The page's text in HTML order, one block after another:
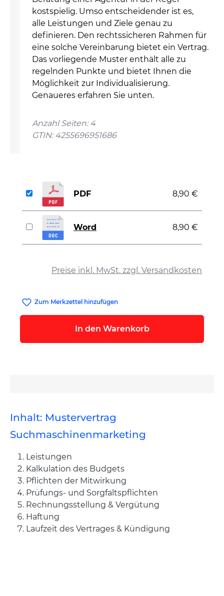
kostspielig. Umso entscheidender ist es,
alle Leistungen und Ziele genau zu
definieren. Den rechtssicheren Rahmen für
eine solche Vereinbarung bietet ein Vertrag.
Das vorliegende Muster enthält alle zu
regelnden Punkte und bietet Ihnen die
Möglichkeit zur Individualisierung.
Genaueres erfahren Sie unten.
Anzahl Seiten: 4
GTIN: 4255696951686
Preise inkl. MwSt. zzgl. Versandkosten
PDF 8,90 €
Word 8,90 €
Zum Merkzettel hinzufügen
In den Warenkorb
Inhalt: Mustervertrag
Suchmaschinenmarketing
Leistungen
Kalkulation des Budgets
Pflichten der Mitwirkung
Prüfungs- und Sorgfaltspflichten
Rechnungsstellung & Vergütung
Haftung
Laufzeit des Vertrages & Kündigung